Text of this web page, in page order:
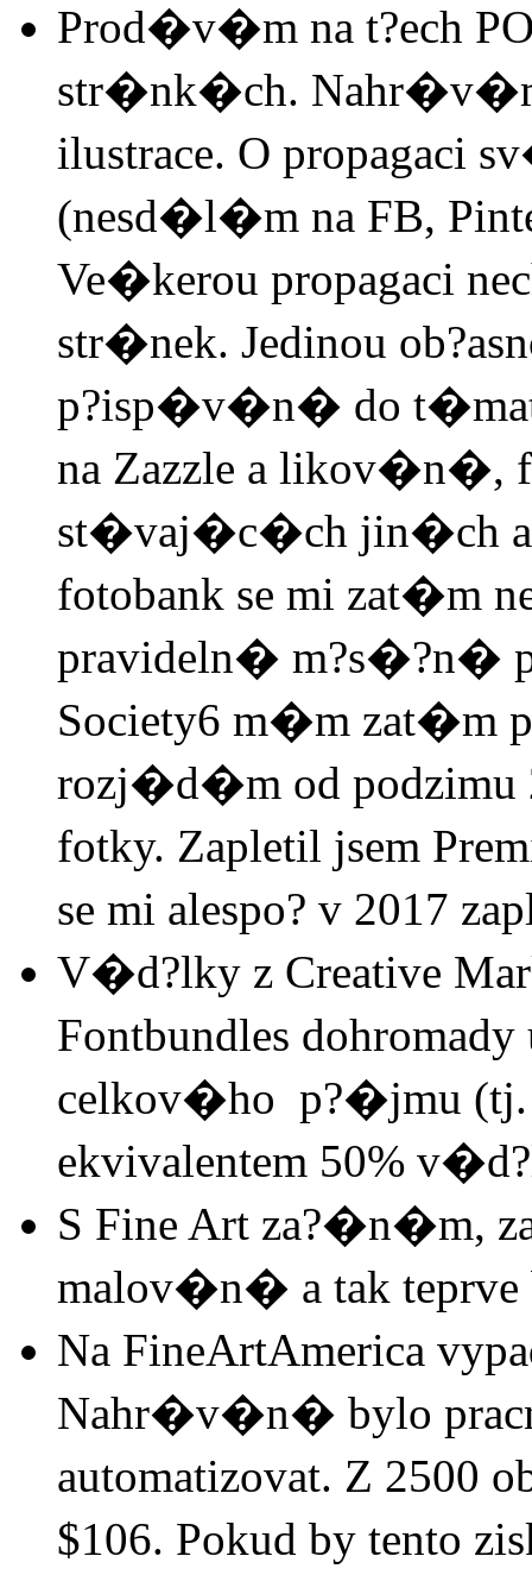
Prod�v�m na t?ech
str�nk�ch.
ilustrace. O propagaci
(nesd�l�m na FB,
Ve�kerou propagaci
str�nek. Jedinou
p?isp�v�n� do
na Zazzle a likov�n�,
st�vaj�c�ch jin�ch
fotobank se mi zat�m
pravideln� m?s�?n�
Society6 m�m zat�m
rozj�d�m od podzimu
fotky. Zapletil jsem
se mi alespo? v 2017
V�d?lky z Creative
Fontbundles
celkov�ho p?�jmu
ekvivalentem 50%
S Fine Art za?�n�m,
malov�n� a tak teprve
Na FineArtAmerica
Nahr�v�n� bylo
automatizovat. Z 2500
$106. Pokud by tento